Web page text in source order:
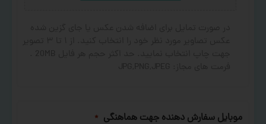
موبایل سفارش دهنده جهت هماهنگی *